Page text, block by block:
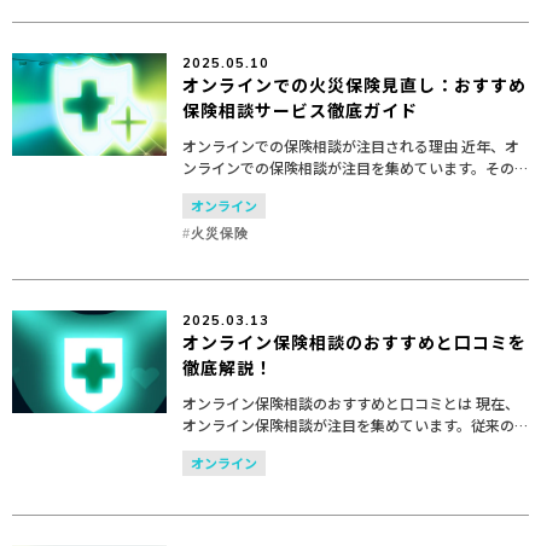
2025.05.10
オンラインでの火災保険見直し：おすすめ
保険相談サービス徹底ガイド
オンラインでの保険相談が注目される理由 近年、オ
ンラインでの保険相談が注目を集めています。その
理由として、以下のポイントが挙げられます。 1. 時
間と場所を選ばない柔軟性 オンライン保険相談は、
インタ...
オンライン
火災保険
2025.03.13
オンライン保険相談のおすすめと口コミを
徹底解説！
オンライン保険相談のおすすめと口コミとは 現在、
オンライン保険相談が注目を集めています。従来の
対面方式に代わり、デジタルプラットフォームを利
用することで、自分のペースで簡単に保険に関する
オンライン